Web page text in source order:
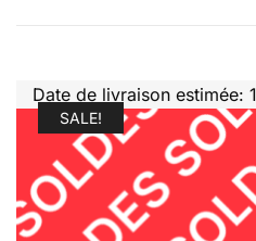
Date de livraison estimée:
SALE!